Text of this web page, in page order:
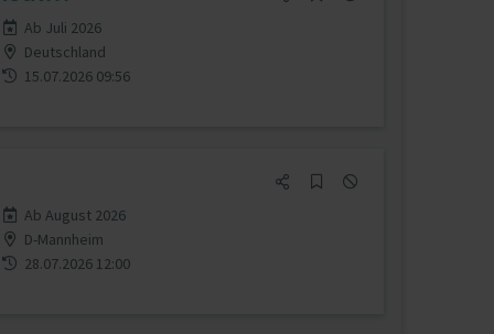
Ab Juli 2026
Deutschland
15.07.2026 09:56
Ab August 2026
D-Mannheim
28.07.2026 12:00